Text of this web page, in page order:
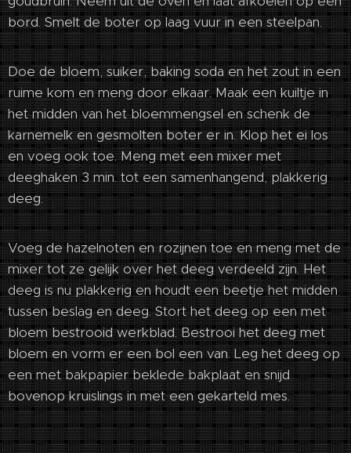
bord. Smelt de boter op laag vuur in een steelpan.
Doe de bloem, suiker, baking soda en het zout in een
ruime kom en meng door elkaar. Maak een kuiltje in
het midden van het bloemmengsel en schenk de
karnemelk en gesmolten boter er in. Klop het ei los
en voeg ook toe. Meng met een mixer met
deeghaken 3 min. tot een samenhangend, plakkerig
deeg.
Voeg de hazelnoten en rozijnen toe en meng met de
mixer tot ze gelijk over het deeg verdeeld zijn. Het
deeg is nu plakkerig en houdt een beetje het midden
tussen beslag en deeg. Stort het deeg op een met
bloem bestrooid werkblad. Bestrooi het deeg met
bloem en vorm er een bol een van. Leg het deeg op
een met bakpapier beklede bakplaat en snijd
bovenop kruislings in met een gekarteld mes.